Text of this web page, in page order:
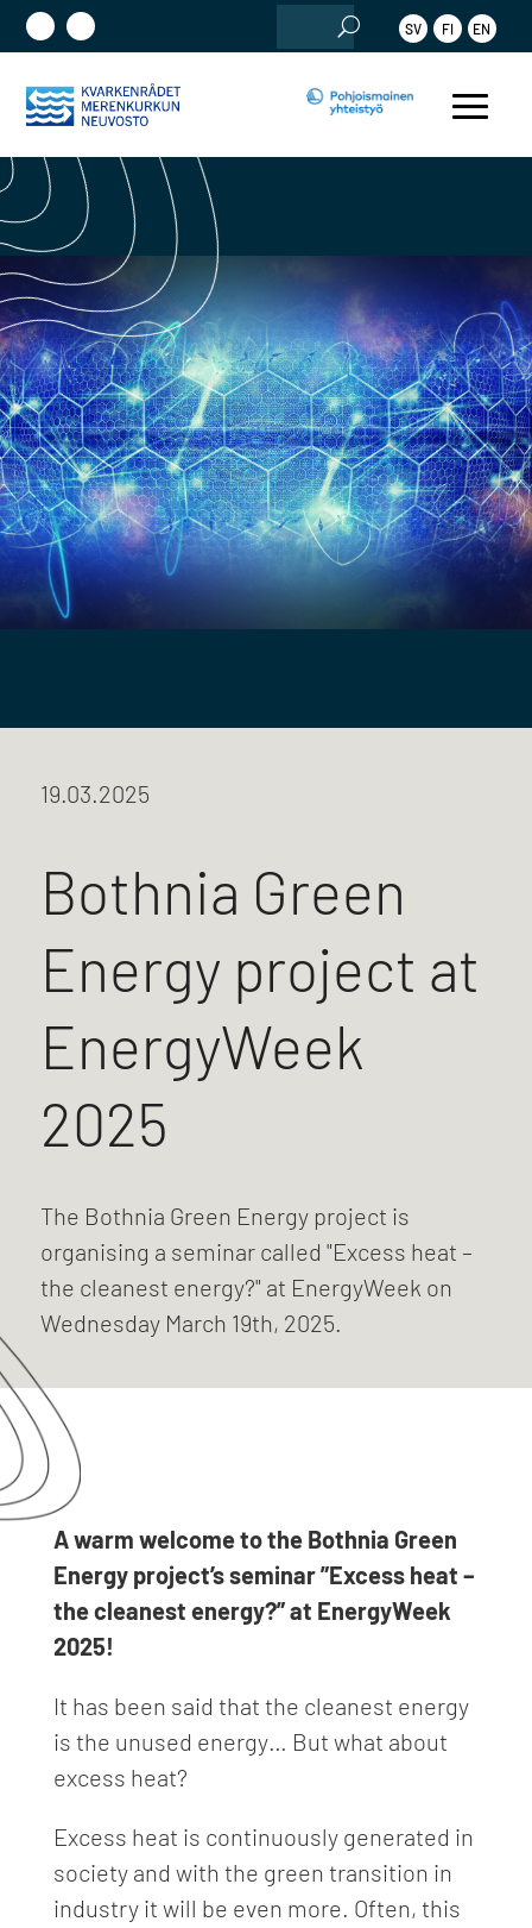
SV FI EN
19.03.2025
Bothnia Green
Energy project at
EnergyWeek
2025
The Bothnia Green Energy project is
organising a seminar called "Excess heat –
the cleanest energy?" at EnergyWeek on
Wednesday March 19th, 2025.
A warm welcome tothe Bothnia Green
Energy project’s seminar ”Excess heat –
the cleanest energy?”at EnergyWeek
2025!
It has been said that the cleanest energy
is the unused energy… But what about
excess heat?
Excess heat is continuously generated in
society and with the green transition in
industry it will be even more. Often, this